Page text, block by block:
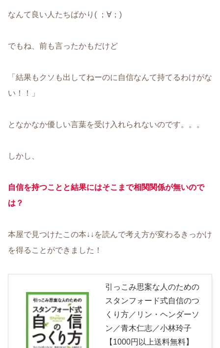
なんて良い人たちばかり( ；∀；)
でもね、前も言ったかもだけど
「結果もクソも出してねーのに自信なんて持てるわけがな
い！！」
となかなか優しい言葉を受け入れられないのです。。。
しかし、
自信を持つことと結果にはそこまで相関関係が無いので
は？
本屋で見つけたこの本↓↓を読んで考え方が変わるきっかけ
を得ることができました！
引っこみ思案な人のための
スタンフォード式自信のつ
くり方／リン・ヘンダーソ
ン／青木仁志／小林玲子
【1000円以上送料無料】